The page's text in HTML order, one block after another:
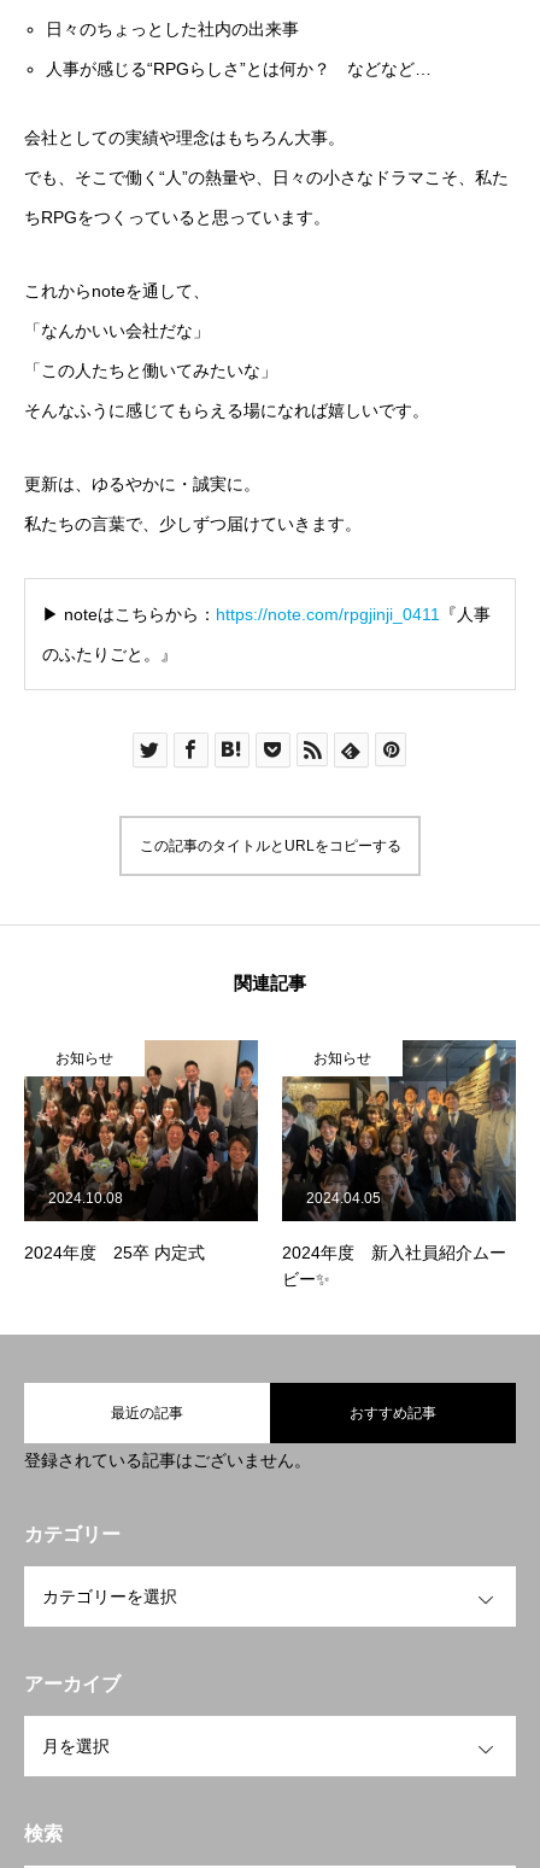
WHAT’S RPG RPGとは
日々のちょっとした社内の出来事
人事が感じる“RPGらしさ”とは何か？ などなど…
会社としての実績や理念はもちろん大事。
でも、そこで働く“人”の熱量や、日々の小さなドラマこそ、私た
ちRPGをつくっていると思っています。
これからnoteを通して、
「なんかいい会社だな」
「この人たちと働いてみたいな」
そんなふうに感じてもらえる場になれば嬉しいです。
更新は、ゆるやかに・誠実に。
私たちの言葉で、少しずつ届けていきます。
▶ noteはこちらから： https://note.com/rpgjinji_0411 『人事
のふたりごと。』
この記事のタイトルとURLをコピーする
関連記事
お知らせ
2024年度 25卒 内定式
2024.10.08
お知らせ
2024年度 新入社員紹介ムー
ビー✨
2024.04.05
最近の記事 おすすめ記事
登録されている記事はございません。
カテゴリー
アーカイブ
検索